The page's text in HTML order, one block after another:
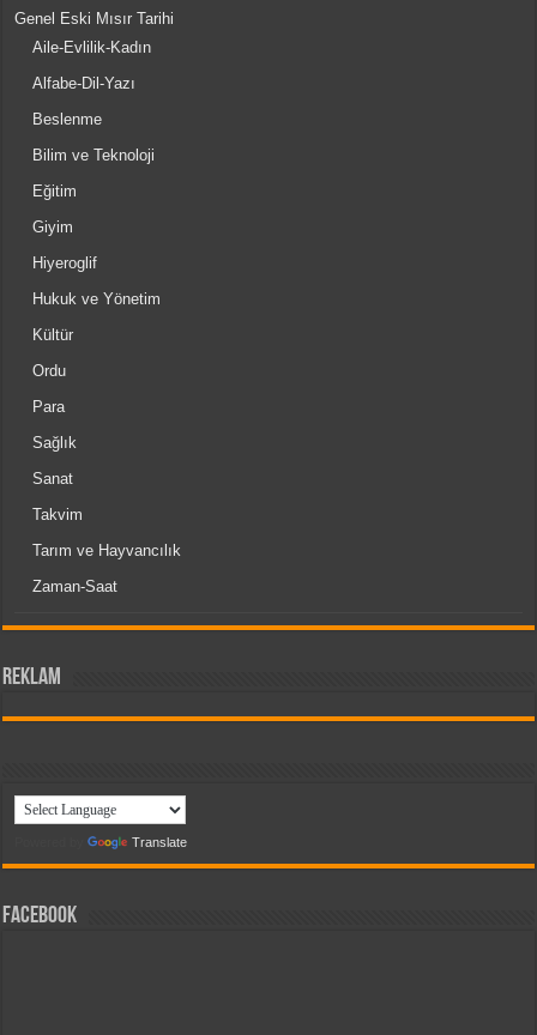
Genel Eski Mısır Tarihi
Aile-Evlilik-Kadın
Alfabe-Dil-Yazı
Beslenme
Bilim ve Teknoloji
Eğitim
Giyim
Hiyeroglif
Hukuk ve Yönetim
Kültür
Ordu
Para
Sağlık
Sanat
Takvim
Tarım ve Hayvancılık
Zaman-Saat
reklam
Powered by Translate
Facebook